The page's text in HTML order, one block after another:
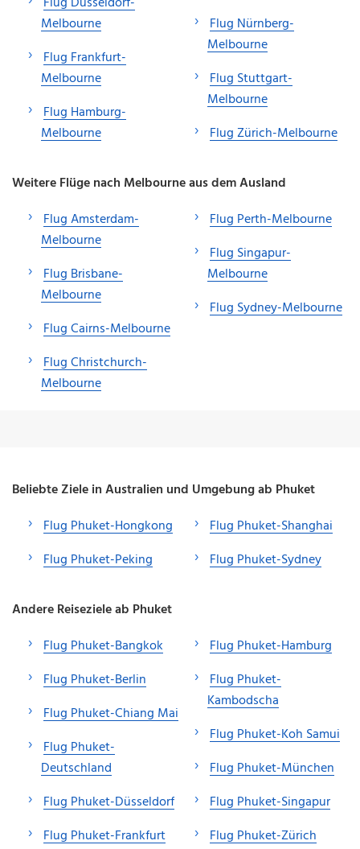
Melbourne
Flug Frankfurt-
Melbourne
Flug Hamburg-
Melbourne
Flug Nürnberg-
Melbourne
Flug Stuttgart-
Melbourne
Flug Zürich-Melbourne
Weitere Flüge nach Melbourne aus dem Ausland
Flug Amsterdam-
Melbourne
Flug Brisbane-
Melbourne
Flug Cairns-Melbourne
Flug Christchurch-
Melbourne
Flug Perth-Melbourne
Flug Singapur-
Melbourne
Flug Sydney-Melbourne
Beliebte Ziele in Australien und Umgebung ab Phuket
Flug Phuket-Hongkong
Flug Phuket-Peking
Flug Phuket-Shanghai
Flug Phuket-Sydney
Andere Reiseziele ab Phuket
Flug Phuket-Bangkok
Flug Phuket-Berlin
Flug Phuket-Chiang Mai
Flug Phuket-
Deutschland
Flug Phuket-Düsseldorf
Flug Phuket-Frankfurt
Flug Phuket-Hamburg
Flug Phuket-
Kambodscha
Flug Phuket-Koh Samui
Flug Phuket-München
Flug Phuket-Singapur
Flug Phuket-Zürich